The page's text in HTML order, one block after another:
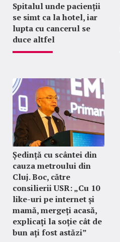
Spitalul unde pacienții
se simt ca la hotel, iar
lupta cu cancerul se
duce altfel
Ședință cu scântei din
cauza metroului din
Cluj. Boc, către
consilierii USR: „Cu 10
like-uri pe internet și
mamă, mergeți acasă,
explicați la soție cât de
bun ați fost astăzi”